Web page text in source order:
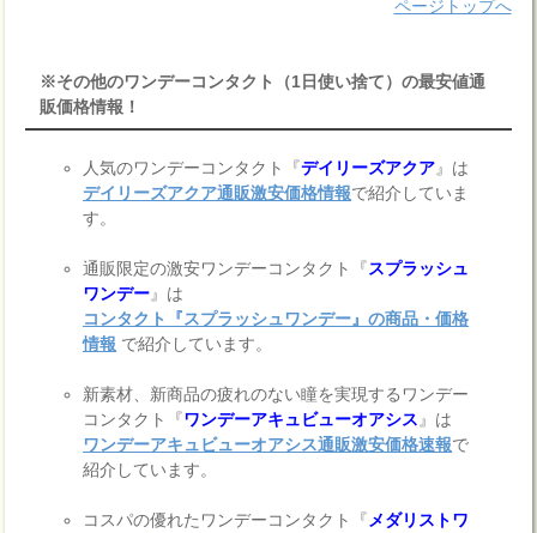
ページトップへ
※その他のワンデーコンタクト（1日使い捨て）の最安値通
販価格情報！
人気のワンデーコンタクト『デイリーズアクア』は
デイリーズアクア通販激安価格情報で紹介していま
す。
通販限定の激安ワンデーコンタクト『スプラッシュ
ワンデー』は
コンタクト『スプラッシュワンデー』の商品・価格
情報 で紹介しています。
新素材、新商品の疲れのない瞳を実現するワンデー
コンタクト『ワンデーアキュビューオアシス 』は
ワンデーアキュビューオアシス通販激安価格速報で
紹介しています。
コスパの優れたワンデーコンタクト『 メダリストワ